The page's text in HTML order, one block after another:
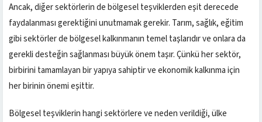
Ancak, diğer sektörlerin de bölgesel teşviklerden eşit derecede
faydalanması gerektiğini unutmamak gerekir. Tarım, sağlık, eğitim
gibi sektörler de bölgesel kalkınmanın temel taşlarıdır ve onlara da
gerekli desteğin sağlanması büyük önem taşır. Çünkü her sektör,
birbirini tamamlayan bir yapıya sahiptir ve ekonomik kalkınma için
her birinin önemi eşittir.
Bölgesel teşviklerin hangi sektörlere ve neden verildiği, ülke